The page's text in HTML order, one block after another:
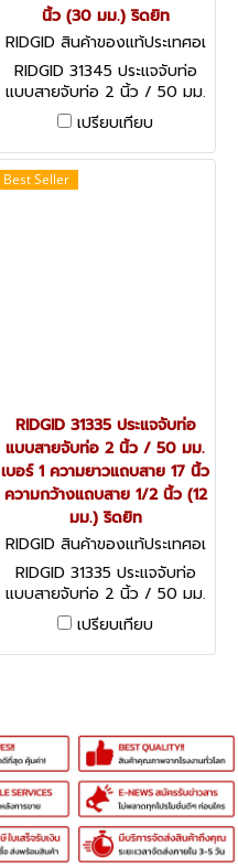
นิ้ว (30 มม.) ริดยิท
RIDGID สินค้าของแท้ประเทศอเ
มริกา 31345
RIDGID 31345 ประแจจับท่อ
แบบสายจับท่อ 2 นิ้ว / 50 มม.
เบอร์ 2 ความยาวแถบสาย
30นิ้ว ความกว้างแถบสาย 1.1/8
นิ้ว (30 มม.) ริดยิท
เปรียบเทียบ
Best Seller
RIDGID 31335 ประแจจับท่อ
แบบสายจับท่อ 2 นิ้ว / 50 มม.
เบอร์ 1 ความยาวแถบสาย 17 นิ้ว
ความกว้างแถบสาย 1/2 นิ้ว (12
มม.) ริดยิท
RIDGID สินค้าของแท้ประเทศอเ
มริกา 31335
RIDGID 31335 ประแจจับท่อ
แบบสายจับท่อ 2 นิ้ว / 50 มม.
เบอร์ 1 ความยาวแถบสาย 17
นิ้ว ความกว้างแถบสาย 1/2 นิ้ว
(12 มม.) ริดยิท
เปรียบเทียบ